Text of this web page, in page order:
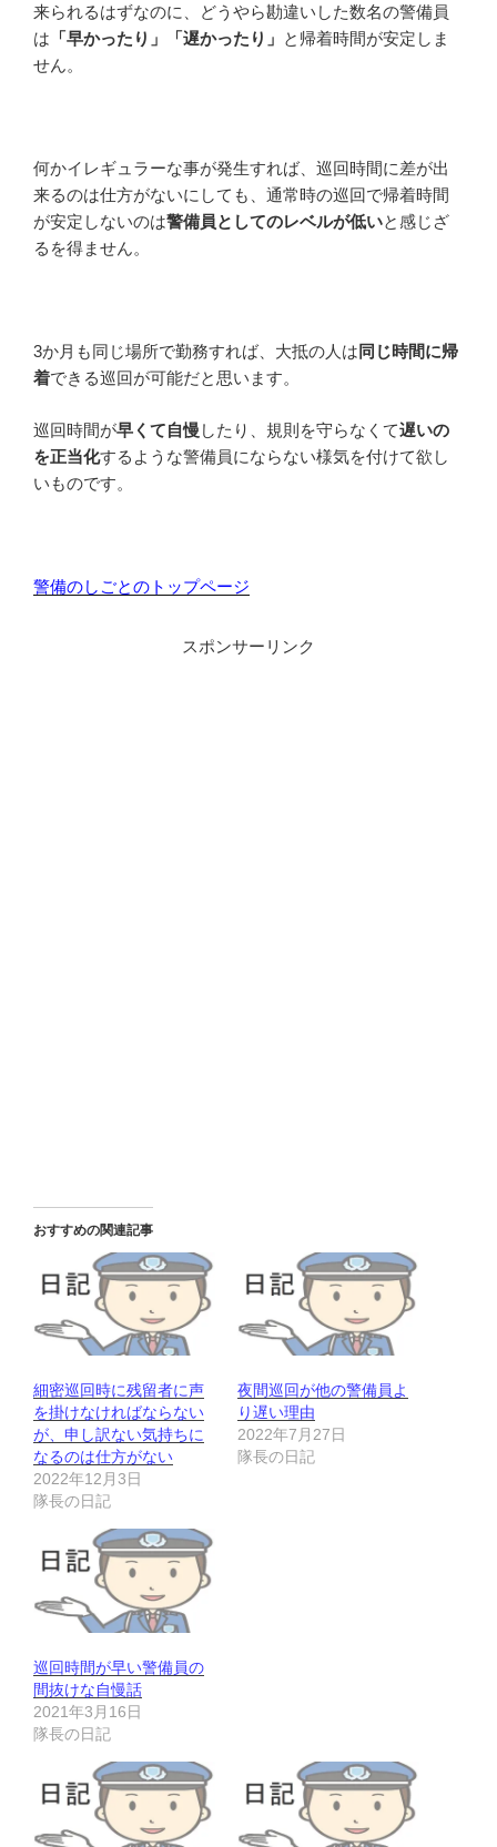
来られるはずなのに、どうやら勘違いした数名の警備員
は 「早かったり」「遅かったり」 と帰着時間が安定しま
せん。
何かイレギュラーな事が発生すれば、巡回時間に差が出
来るのは仕方がないにしても、通常時の巡回で帰着時間
が安定しないのは警備員としてのレベルが低いと感じざ
るを得ません。
3か月も同じ場所で勤務すれば、大抵の人は 同じ時間に帰
着できる巡回が可能だと思います。
巡回時間が早くて自慢 したり、規則を守らなくて遅いの
を正当化するような警備員にならない様気を付けて欲し
いものです。
警備のしごとのトップページ
スポンサーリンク
おすすめの関連記事
細密巡回時に残留者に声
を掛けなければならない
が、申し訳ない気持ちに
なるのは仕方がない
2022年12月3日
隊長の日記
夜間巡回が他の警備員よ
り遅い理由
2022年7月27日
隊長の日記
巡回時間が早い警備員の
間抜けな自慢話
2021年3月16日
隊長の日記